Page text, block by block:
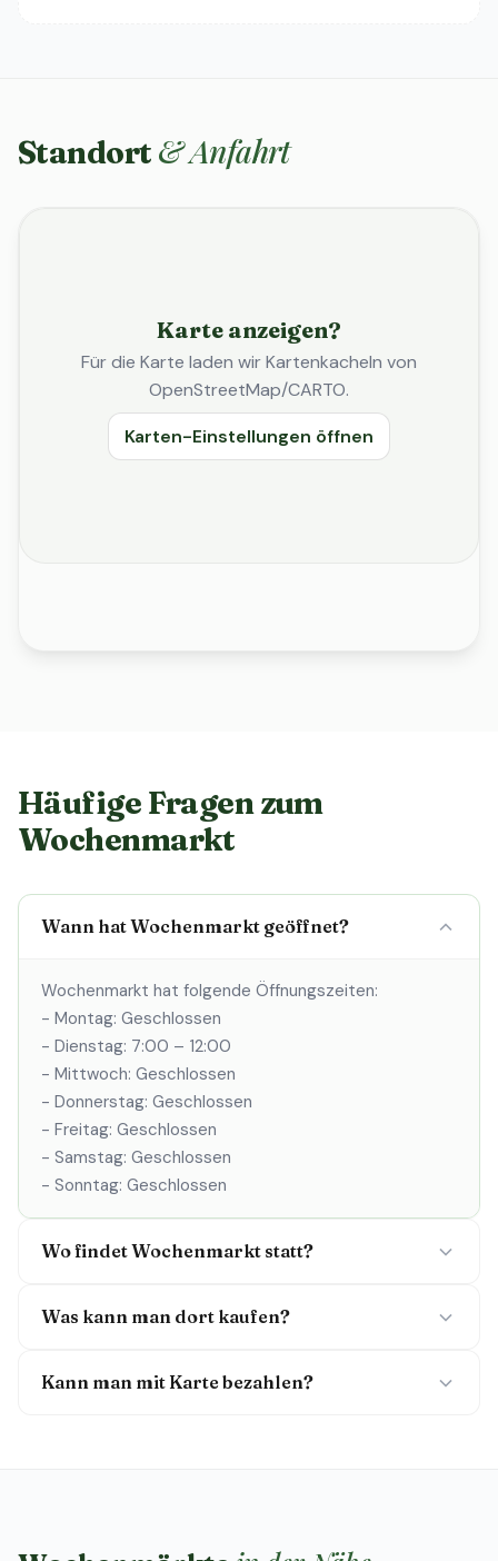
Standort & Anfahrt
Karte anzeigen?
Für die Karte laden wir Kartenkacheln von
OpenStreetMap/CARTO.
Karten-Einstellungen öffnen
Häufige Fragen zum
Wochenmarkt
Wann hat Wochenmarkt geöffnet?
Wochenmarkt hat folgende Öffnungszeiten:
- Montag: Geschlossen
- Dienstag: 7:00 – 12:00
- Mittwoch: Geschlossen
- Donnerstag: Geschlossen
- Freitag: Geschlossen
- Samstag: Geschlossen
- Sonntag: Geschlossen
Wo findet Wochenmarkt statt?
Was kann man dort kaufen?
Kann man mit Karte bezahlen?